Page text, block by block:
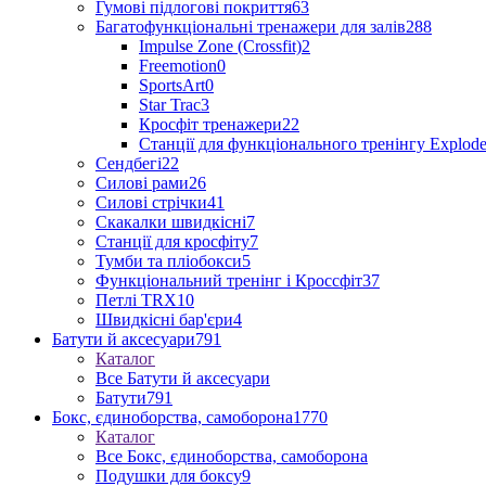
Гумові підлогові покриття63
Багатофункціональні тренажери для залів288
Impulse Zone (Crossfit)2
Freemotion0
SportsArt0
Star Trac3
Кросфіт тренажери22
Станції для функціонального тренінгу Explode
Сендбегі22
Силові рами26
Силові стрічки41
Скакалки швидкісні7
Станції для кросфіту7
Тумби та пліобокси5
Функціональний тренінг і Кроссфіт37
Петлі TRX10
Швидкісні бар'єри4
Батути й аксесуари791
Каталог
Все Батути й аксесуари
Батути791
Бокс, єдиноборства, самоборона1770
Каталог
Все Бокс, єдиноборства, самоборона
Подушки для боксу9